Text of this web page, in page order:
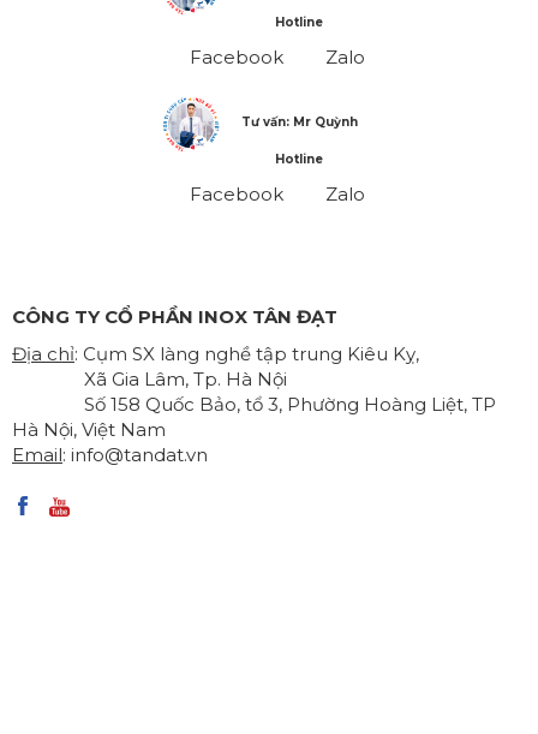
Hotline
Facebook Zalo
Tư vấn: Mr Quỳnh
Hotline
Facebook Zalo
CÔNG TY CỔ PHẦN INOX TÂN ĐẠT
Địa chỉ: Cụm SX làng nghề tập trung Kiêu Kỵ,
Xã Gia Lâm, Tp. Hà Nội
Số 158 Quốc Bảo, tổ 3, Phường Hoàng Liệt, TP
Hà Nội, Việt Nam
Email: info@tandat.vn